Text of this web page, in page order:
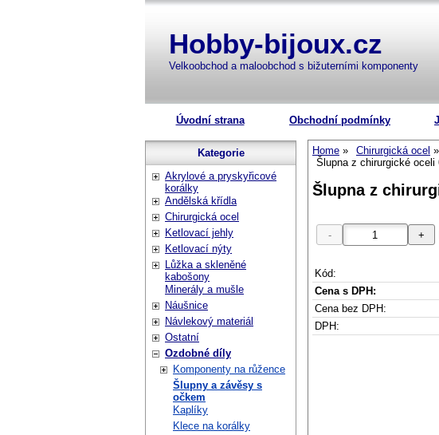
Hobby-bijoux.cz
Velkoobchod a maloobchod s bižuterními komponenty
Úvodní strana Obchodní podmínky
Home Chirurgická ocel
Šlupna z chirurgické
Šlupna z
Kód:
Cena s DPH:
Cena bez DPH:
DPH:
Kategorie
Akrylové a pryskyřicové
korálky
Andělská křídla
Chirurgická ocel
Ketlovací jehly
Ketlovací nýty
Lůžka a skleněné
kabošony
Minerály a mušle
Náušnice
Návlekový materiál
Ostatní
Ozdobné díly
Komponenty na růžence
Šlupny a závěsy s
očkem
Kaplíky
Klece na korálky